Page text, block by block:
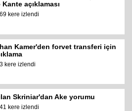
Kante açıklaması
kere izlendi
Kamer'den forvet transferi için
kere izlendi
Skriniar'dan Ake yorumu
kere izlendi